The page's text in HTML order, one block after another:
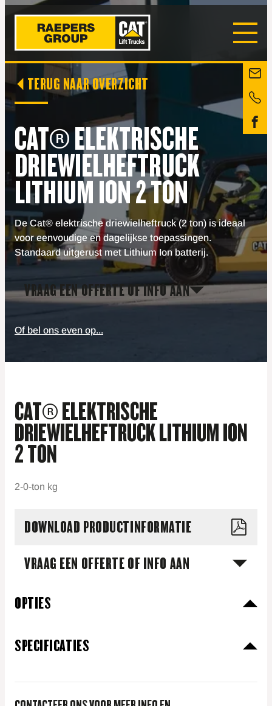
TERUG NAAR OVERZICHT
CAT® ELEKTRISCHE
DRIEWIELHEFTRUCK
LITHIUM ION 2 TON
De Cat® elektrische driewielheftruck (2 ton) is ideaal
voor eenvoudige en dagelijkse toepassingen.
Standaard uitgerust met Lithium Ion batterij.
VRAAG EEN OFFERTE OF INFO AAN
Of bel ons even op...
CAT® ELEKTRISCHE
DRIEWIELHEFTRUCK LITHIUM ION
2 TON
2-0-ton kg
DOWNLOAD PRODUCTINFORMATIE
VRAAG EEN OFFERTE OF INFO AAN
OPTIES
SPECIFICATIES